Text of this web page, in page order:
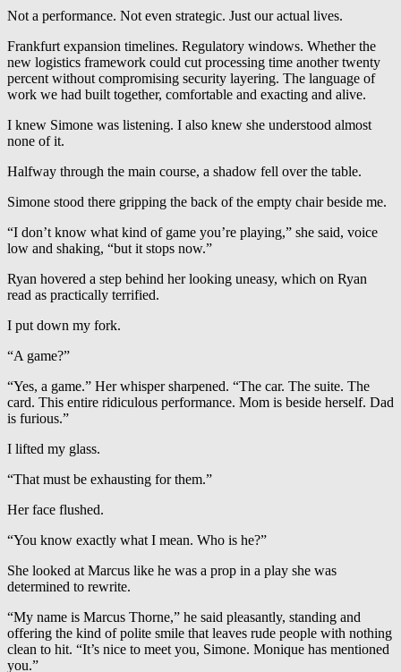
Not a performance. Not even strategic. Just our actual lives.
Frankfurt expansion timelines. Regulatory windows. Whether the
new logistics framework could cut processing time another twenty
percent without compromising security layering. The language of
work we had built together, comfortable and exacting and alive.
I knew Simone was listening. I also knew she understood almost
none of it.
Halfway through the main course, a shadow fell over the table.
Simone stood there gripping the back of the empty chair beside me.
“I don’t know what kind of game you’re playing,” she said, voice
low and shaking, “but it stops now.”
Ryan hovered a step behind her looking uneasy, which on Ryan
read as practically terrified.
I put down my fork.
“A game?”
“Yes, a game.” Her whisper sharpened. “The car. The suite. The
card. This entire ridiculous performance. Mom is beside herself. Dad
is furious.”
I lifted my glass.
“That must be exhausting for them.”
Her face flushed.
“You know exactly what I mean. Who is he?”
She looked at Marcus like he was a prop in a play she was
determined to rewrite.
“My name is Marcus Thorne,” he said pleasantly, standing and
offering the kind of polite smile that leaves rude people with nothing
clean to hit. “It’s nice to meet you, Simone. Monique has mentioned
you.”